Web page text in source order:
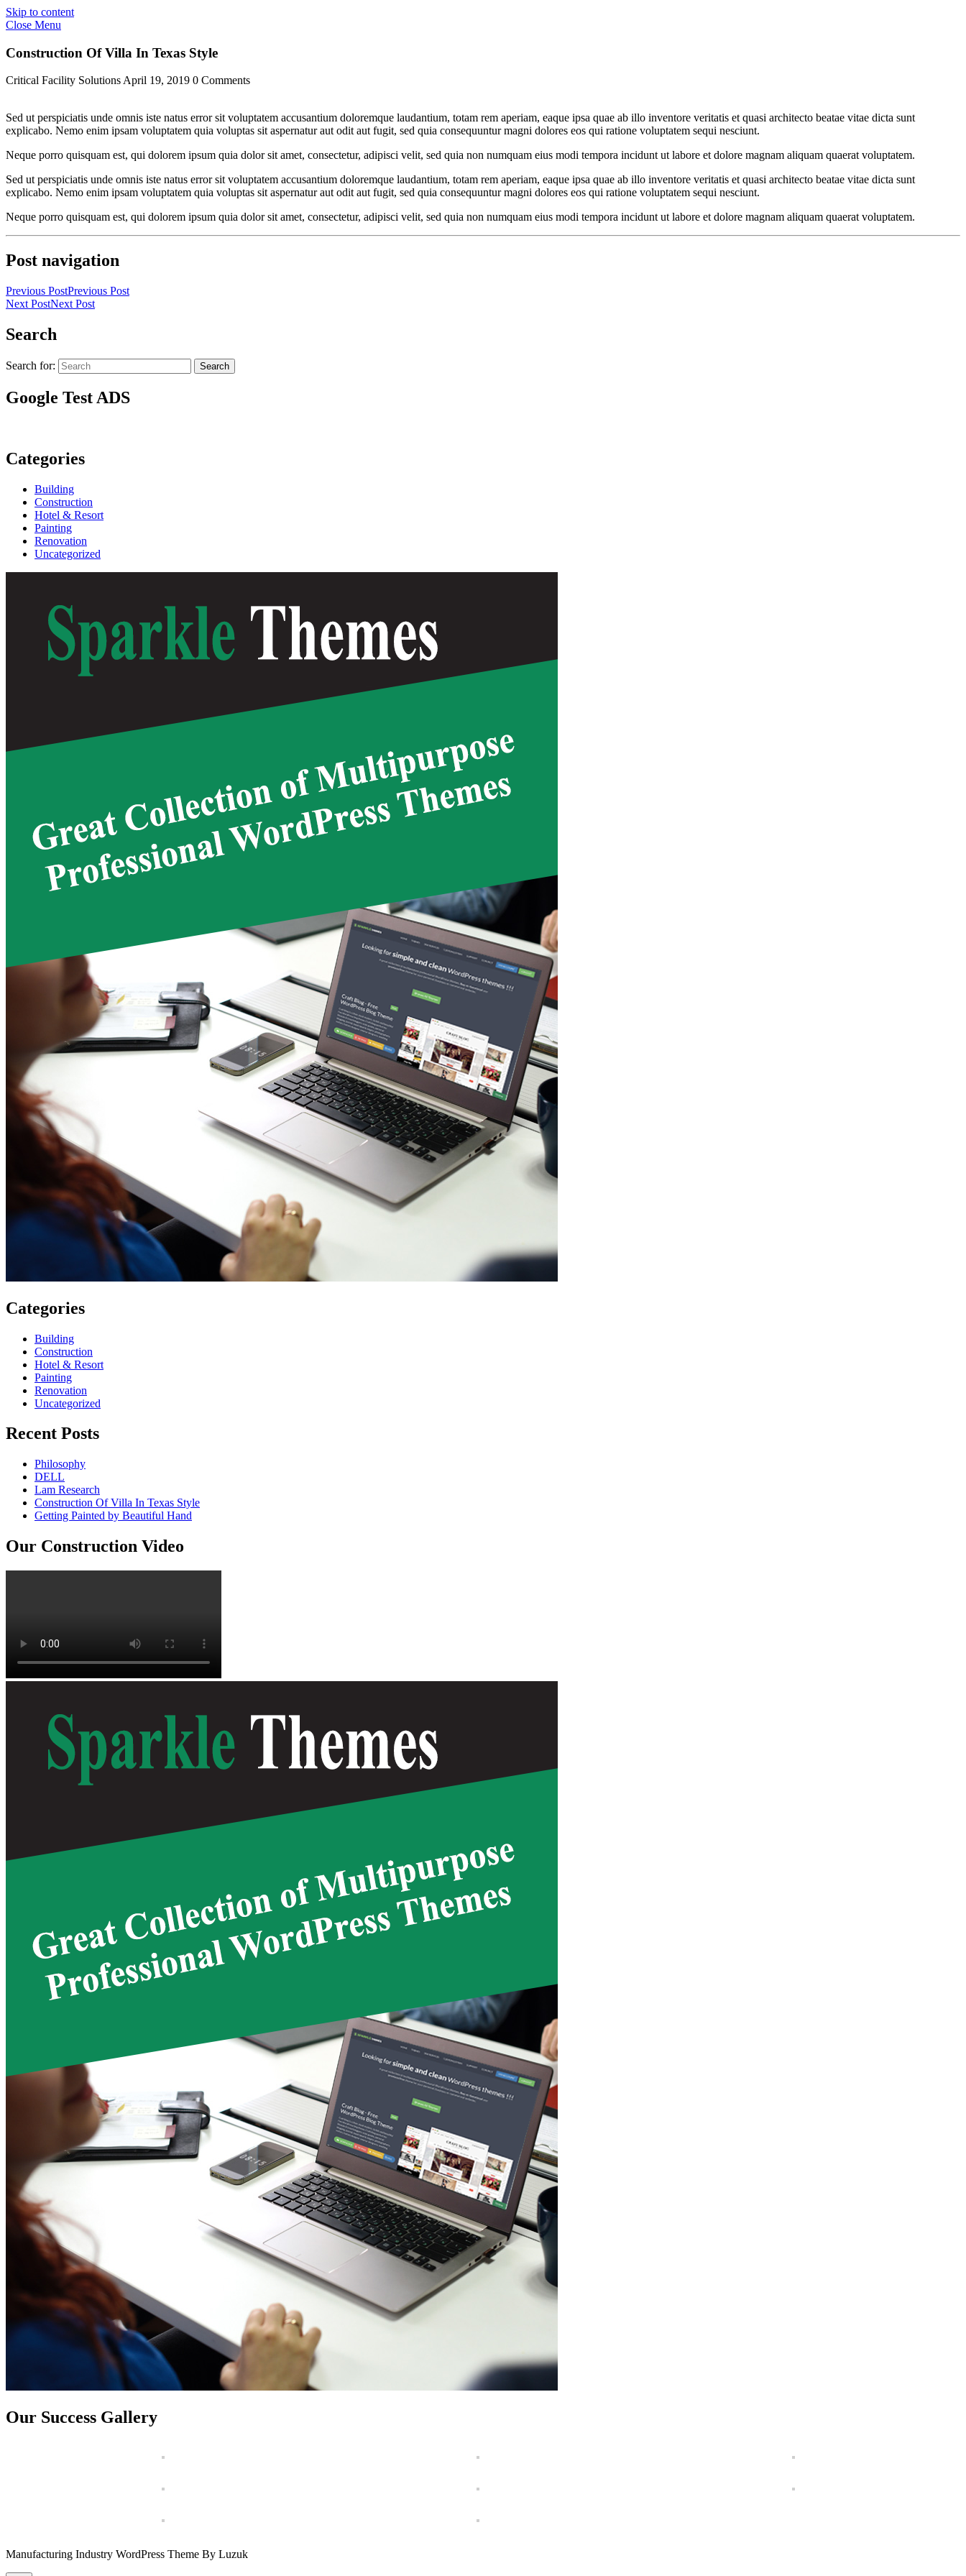
Skip to content
Close Menu
Construction Of Villa In Texas Style
Critical Facility SolutionsApril 19, 2019 0 Comments
Sed ut perspiciatis unde omnis iste natus error sit voluptatem accusantium doloremque laudantium, totam rem aperiam, eaque ipsa quae ab illo inventore veritatis et quasi architecto beatae vitae dicta sunt
explicabo. Nemo enim ipsam voluptatem quia voluptas sit aspernatur aut odit aut fugit, sed quia consequuntur magni dolores eos qui ratione voluptatem sequi nesciunt.
Neque porro quisquam est, qui dolorem ipsum quia dolor sit amet, consectetur, adipisci velit, sed quia non numquam eius modi tempora incidunt ut labore et dolore magnam aliquam quaerat voluptatem.
Sed ut perspiciatis unde omnis iste natus error sit voluptatem accusantium doloremque laudantium, totam rem aperiam, eaque ipsa quae ab illo inventore veritatis et quasi architecto beatae vitae dicta sunt
explicabo. Nemo enim ipsam voluptatem quia voluptas sit aspernatur aut odit aut fugit, sed quia consequuntur magni dolores eos qui ratione voluptatem sequi nesciunt.
Neque porro quisquam est, qui dolorem ipsum quia dolor sit amet, consectetur, adipisci velit, sed quia non numquam eius modi tempora incidunt ut labore et dolore magnam aliquam quaerat voluptatem.
Post navigation
Previous PostPrevious Post
Next PostNext Post
Search
Search for: Search
Google Test ADS
Categories
Building
Construction
Hotel & Resort
Painting
Renovation
Uncategorized
Categories
Building
Construction
Hotel & Resort
Painting
Renovation
Uncategorized
Recent Posts
Philosophy
DELL
Lam Research
Construction Of Villa In Texas Style
Getting Painted by Beautiful Hand
Our Construction Video
Our Success Gallery
Manufacturing Industry WordPress Theme By Luzuk